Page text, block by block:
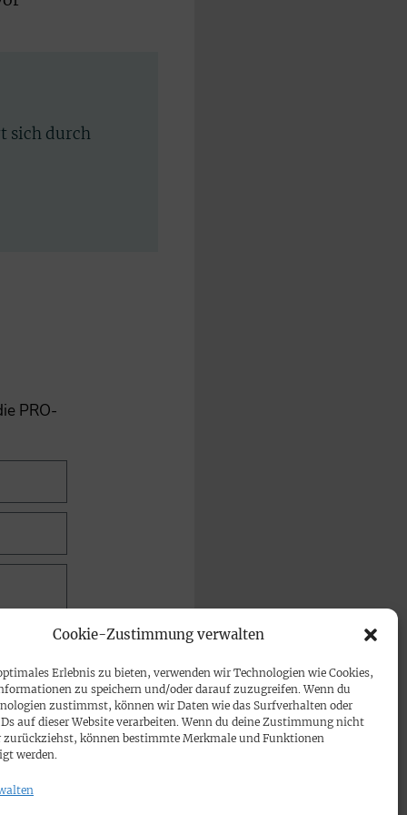
Cookie-Zustimmung verwalten
Erlebnis zu bieten, verwenden wir Technologien wie Cookies,
zu speichern und/oder darauf zuzugreifen. Wenn du
zustimmst, können wir Daten wie das Surfverhalten oder
auf dieser Website verarbeiten. Wenn du deine Zustimmung nicht
zurückziehst, können bestimmte Merkmale und Funktionen
werden.
sich durch
PRO-